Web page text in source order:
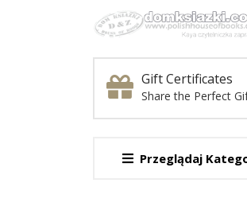
Gift Certificates
Share the Perfect
Przeglądaj